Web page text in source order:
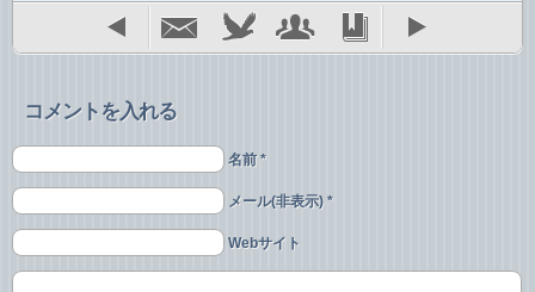
コメントを入れる
名前 *
メール(非表示) *
Webサイト